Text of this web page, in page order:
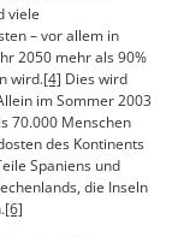
viele
– vor allem in
2050 mehr als 90%
wird.[4] Dies wird
im Sommer 2003
70.000 Menschen
des Kontinents
Spaniens und
die Inseln
[6]